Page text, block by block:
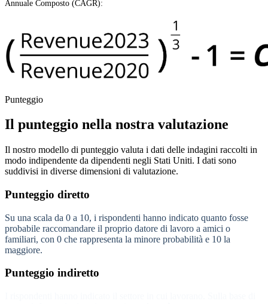
Annuale Composto (CAGR):
Punteggio
Il punteggio nella nostra valutazione
Il nostro modello di punteggio valuta i dati delle indagini raccolti in
modo indipendente da dipendenti negli Stati Uniti. I dati sono
suddivisi in diverse dimensioni di valutazione.
Punteggio diretto
Su una scala da 0 a 10, i rispondenti hanno indicato quanto fosse
probabile raccomandare il proprio datore di lavoro a amici o
familiari, con 0 che rappresenta la minore probabilità e 10 la
maggiore.
Punteggio indiretto